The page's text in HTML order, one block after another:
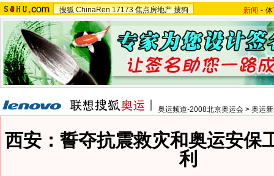
搜狐 ChinaRen 17173 焦点房地产 搜狗 新闻 -
奥运频道-2008北京奥运会 > 奥运
西安：誓夺抗震救灾和奥运安保
利